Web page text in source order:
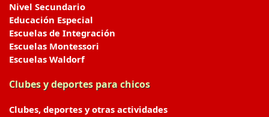
Nivel Secundario
Educación Especial
Escuelas de Integración
Escuelas Montessori
Escuelas Waldorf
Clubes y deportes para chicos
Clubes, deportes y otras actividades